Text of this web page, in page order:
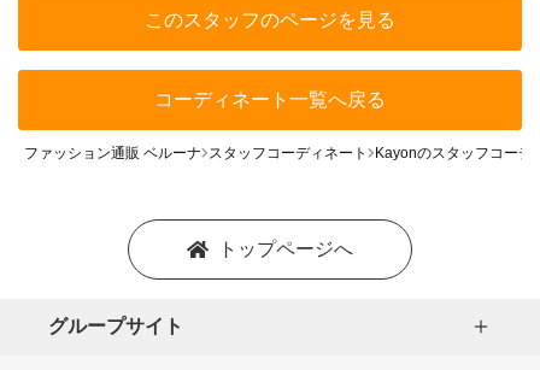
このスタッフのページを見る
コーディネート一覧へ戻る
ファッション通販 ベルーナ スタッフコーディネート Kayonのスタッフコーデ
トップページへ
グループサイト